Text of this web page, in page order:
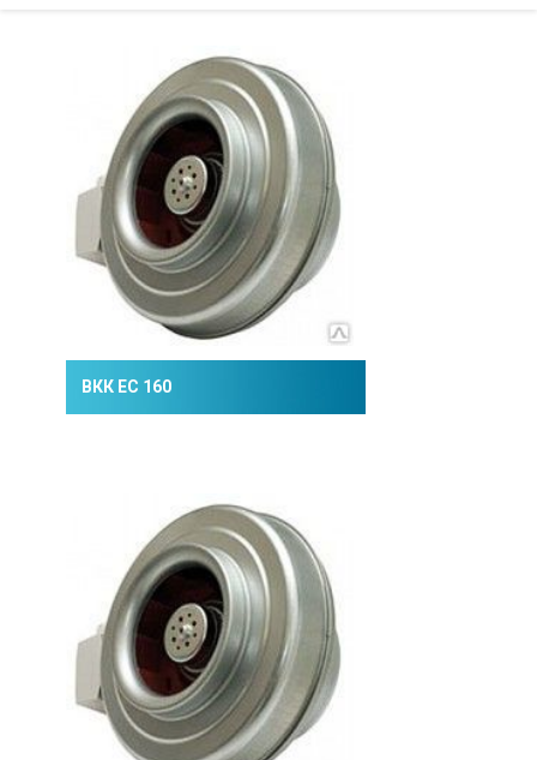
ВКК ЕС 160